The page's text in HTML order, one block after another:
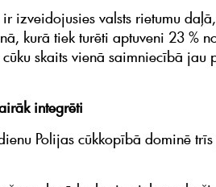
izveidojusies valsts rietumu
kurā tiek turēti aptuveni 23 %
skaits vienā saimniecībā jau
integrēti
Polijas cūkkopībā dominē